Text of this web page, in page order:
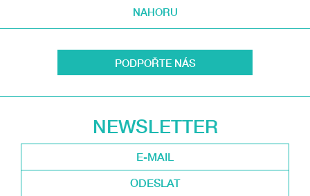
NAHORU
PODPOŘTE NÁS
NEWSLETTER
ODESLAT